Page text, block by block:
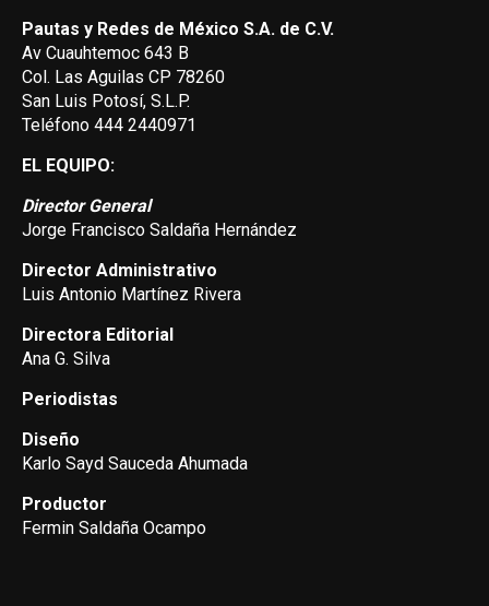
Pautas y Redes de México S.A. de C.V.
Av Cuauhtemoc 643 B
Col. Las Aguilas CP 78260
San Luis Potosí, S.L.P.
Teléfono 444 2440971
EL EQUIPO:
Director General
Jorge Francisco Saldaña Hernández
Director Administrativo
Luis Antonio Martínez Rivera
Directora Editorial
Ana G. Silva
Periodistas
Diseño
Karlo Sayd Sauceda Ahumada
Productor
Fermin Saldaña Ocampo